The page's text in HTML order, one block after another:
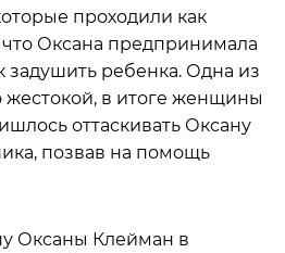
проходили как
что Оксана предпринимала
задушить ребенка. Одна из
в итоге женщины
оттаскивать Оксану
позвав на помощь
Оксаны Клейман в